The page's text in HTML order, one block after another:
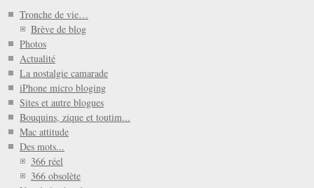
Tronche de vie…
Brève de blog
Photos
Actualité
La nostalgie camarade
iPhone micro bloging
Sites et autre blogues
Bouquins, zique et toutim...
Mac attitude
Des mots...
366 réel
366 obsolète